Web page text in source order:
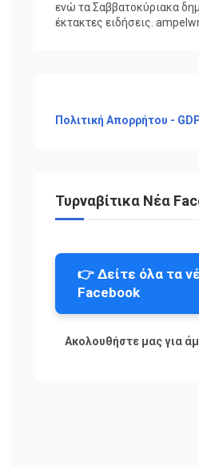
ενώ τα Σαββατοκύριακα
έκτακτες ειδήσεις.
Πολιτική Απορρήτου -
Τυρναβίτικα Νέα
👉 Δείτε όλα τα
Facebook
Ακολουθήστε μας για